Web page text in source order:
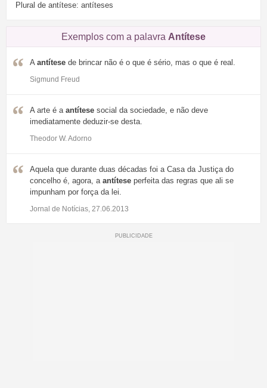
Plural de antítese: antíteses
Exemplos com a palavra Antítese
A antítese de brincar não é o que é sério, mas o que é real.
Sigmund Freud
A arte é a antítese social da sociedade, e não deve
imediatamente deduzir-se desta.
Theodor W. Adorno
Aquela que durante duas décadas foi a Casa da Justiça do
concelho é, agora, a antítese perfeita das regras que ali se
impunham por força da lei.
Jornal de Notícias, 27.06.2013